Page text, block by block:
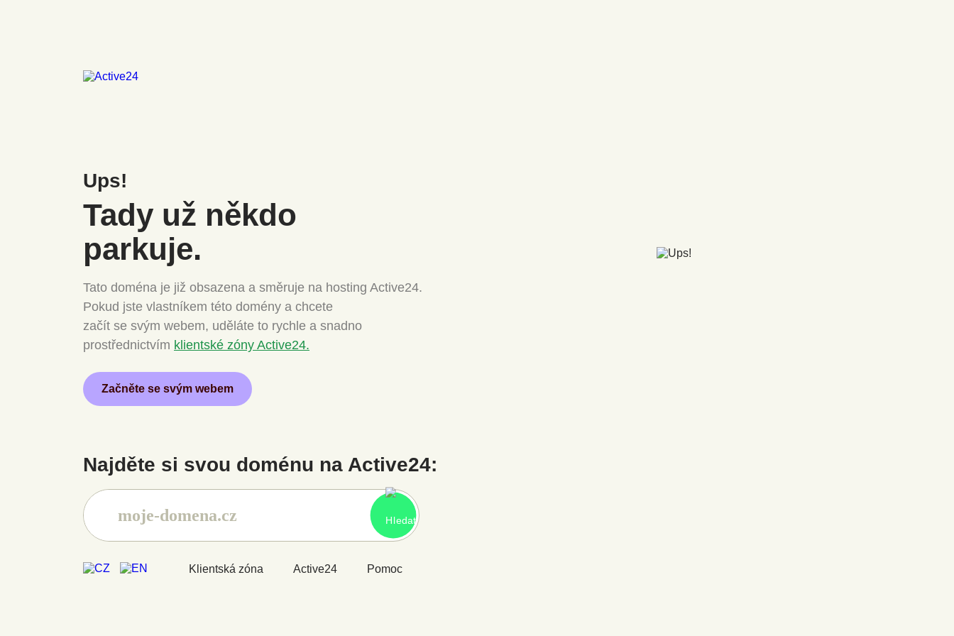
Ups!
Tady už někdo
parkuje.
Tato doména je již obsazena a směruje na hosting Active24.
Pokud jste vlastníkem této domény a chcete
začít se svým webem, uděláte to rychle a snadno
prostřednictvím klientské zóny Active24.
Začněte se svým webem
Najděte si svou doménu na Active24:
Klientská zóna Active24 Pomoc